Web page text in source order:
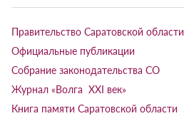
Правительство Саратовской области
Официальные публикации
Собрание законодательства СО
Журнал «Волга XXI век»
Книга памяти Саратовской области